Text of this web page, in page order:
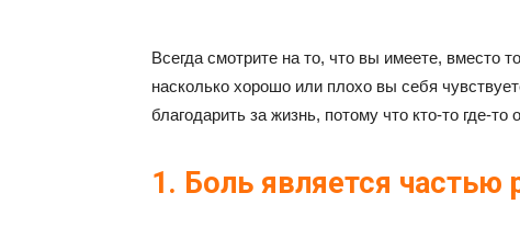
Всегда смотрите на то, что вы имеете, вместо
насколько хорошо или плохо вы себя
благодарить за жизнь, потому что кто-то где-то
1. Боль является частью